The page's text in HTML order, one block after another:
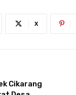
X
Cikarang